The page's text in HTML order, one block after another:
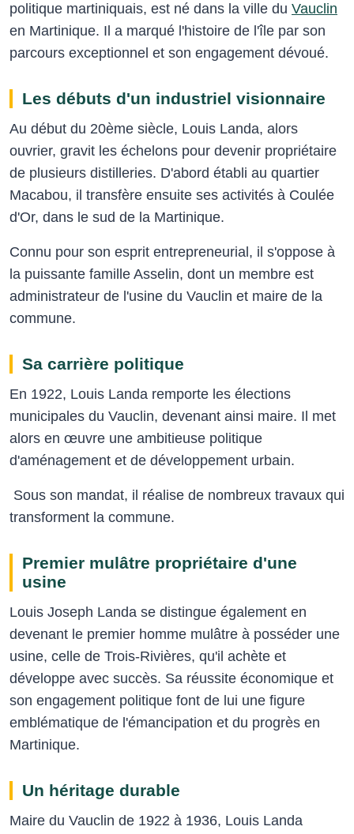
politique martiniquais, est né dans la ville du Vauclin
en Martinique. Il a marqué l'histoire de l'île par son
parcours exceptionnel et son engagement dévoué.
Les débuts d'un industriel visionnaire
Au début du 20ème siècle, Louis Landa, alors
ouvrier, gravit les échelons pour devenir propriétaire
de plusieurs distilleries. D'abord établi au quartier
Macabou, il transfère ensuite ses activités à Coulée
d'Or, dans le sud de la Martinique.
Connu pour son esprit entrepreneurial, il s'oppose à
la puissante famille Asselin, dont un membre est
administrateur de l'usine du Vauclin et maire de la
commune.
Sa carrière politique
En 1922, Louis Landa remporte les élections
municipales du Vauclin, devenant ainsi maire. Il met
alors en œuvre une ambitieuse politique
d'aménagement et de développement urbain.
Sous son mandat, il réalise de nombreux travaux qui
transforment la commune.
Premier mulâtre propriétaire d'une
usine
Louis Joseph Landa se distingue également en
devenant le premier homme mulâtre à posséder une
usine, celle de Trois-Rivières, qu'il achète et
développe avec succès. Sa réussite économique et
son engagement politique font de lui une figure
emblématique de l'émancipation et du progrès en
Martinique.
Un héritage durable
Maire du Vauclin de 1922 à 1936, Louis Landa